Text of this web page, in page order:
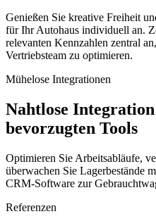
Genießen Sie kreative Freiheit
für Ihr Autohaus individuell an.
relevanten Kennzahlen zentral
Vertriebsteam zu optimieren.
Mühelose Integrationen
Nahtlose
bevorzugten Tools
Optimieren Sie Arbeitsabläufe,
überwachen Sie Lagerbestände
CRM-Software zur
Referenzen